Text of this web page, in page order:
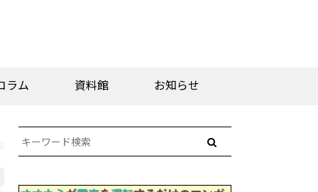
ラム 資料館 お知らせ